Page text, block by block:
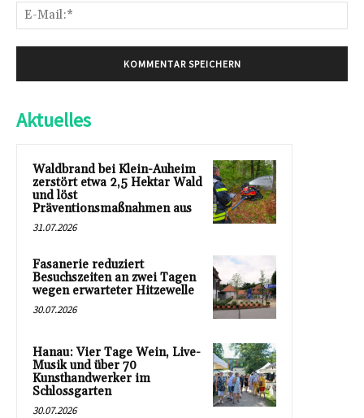
Aktuelles
Waldbrand bei Klein-Auheim
zerstört etwa 2,5 Hektar Wald
und löst
Präventionsmaßnahmen aus
31.07.2026
Fasanerie reduziert
Besuchszeiten an zwei Tagen
wegen erwarteter Hitzewelle
30.07.2026
Hanau: Vier Tage Wein, Live-
Musik und über 70
Kunsthandwerker im
Schlossgarten
30.07.2026